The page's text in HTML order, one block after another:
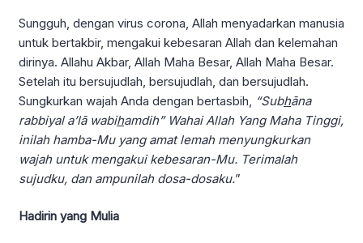
Sungguh, dengan virus corona, Allah menyadarkan manusia
untuk bertakbir, mengakui kebesaran Allah dan kelemahan
dirinya. Allahu Akbar, Allah Maha Besar, Allah Maha Besar.
Setelah itu bersujudlah, bersujudlah, dan bersujudlah.
Sungkurkan wajah Anda dengan bertasbih,
“Subhāna
rabbiyal a’lā wabihamdih” Wahai Allah Yang Maha Tinggi,
inilah hamba-Mu yang amat lemah menyungkurkan
wajah untuk mengakui kebesaran-Mu. Terimalah
sujudku, dan ampunilah dosa-dosaku.”
Hadirin yang Mulia